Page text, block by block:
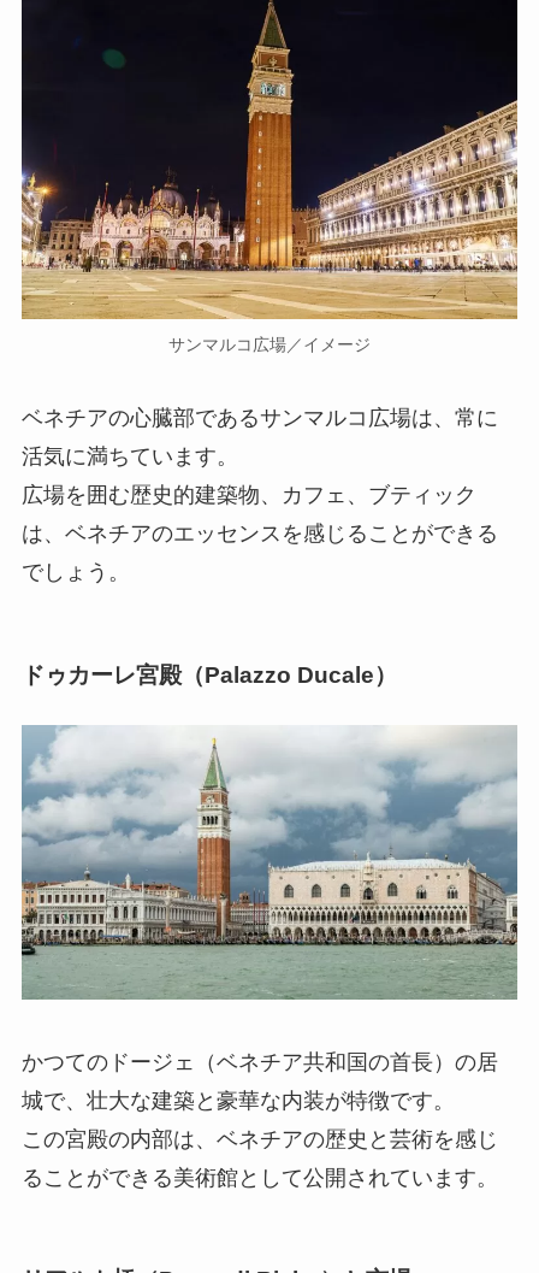
サンマルコ広場／イメージ
ベネチアの心臓部であるサンマルコ広場は、常に
活気に満ちています。
広場を囲む歴史的建築物、カフェ、ブティック
は、ベネチアのエッセンスを感じることができる
でしょう。
ドゥカーレ宮殿（Palazzo Ducale）
かつてのドージェ（ベネチア共和国の首長）の居
城で、壮大な建築と豪華な内装が特徴です。
この宮殿の内部は、ベネチアの歴史と芸術を感じ
ることができる美術館として公開されています。